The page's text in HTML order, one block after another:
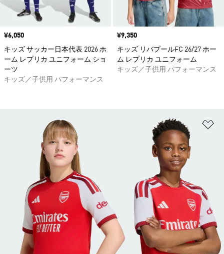
価格
¥6,050
キッズ サッカー日本代表 2026 ホ
ーム レプリカ ユニフォーム ショ
ーツ
キッズ／子供用 パフォーマンス
価格
¥9,350
キッズ リバプールFC 26/27 ホー
ム レプリカ ユニフォーム
キッズ／子供用 パフォーマンス